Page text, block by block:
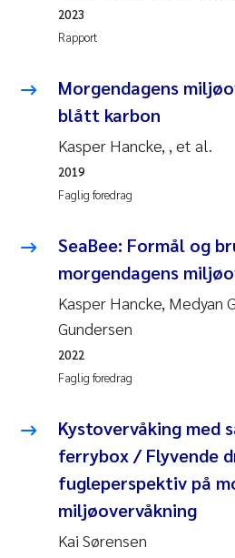
Prem Chand
Thorjørn Larssen
Svetlana Pakhomova
Li Xie
Susanne Jøntvedt
Samantha Goncalves Prat
Knut Erik Tollefsen
Rapport
2023
Morgendagens
blått karbon
Kasper Hancke, , et al.
Faglig foredrag
2019
SeaBee: Formål og
morgendagens
Kasper Hancke, Medyan
Gundersen
Faglig foredrag
2022
Kystovervåking med
ferrybox / Flyvende
fugleperspektiv på
miljøovervåkning
Kai Sørensen